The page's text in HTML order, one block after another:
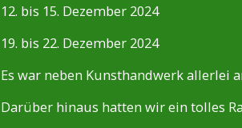
12. bis 15. Dezember 2024
19. bis 22. Dezember 2024
Es war neben Kunsthandwerk allerlei
Darüber hinaus hatten wir ein tolles